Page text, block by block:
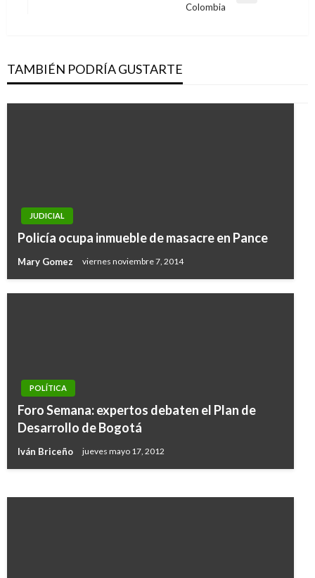
Colombia
TAMBIÉN PODRÍA GUSTARTE
JUDICIAL
Policía ocupa inmueble de masacre en Pance
Mary Gomez viernes noviembre 7, 2014
POLÍTICA
Foro Semana: expertos debaten el Plan de
Desarrollo de Bogotá
Iván Briceño jueves mayo 17, 2012
Debate: Bogotá elige este fin de semana al